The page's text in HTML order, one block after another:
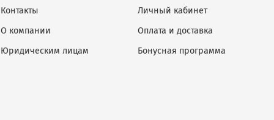
Контакты
О компании
Юридическим лицам
Личный кабинет
Оплата и доставка
Бонусная программа